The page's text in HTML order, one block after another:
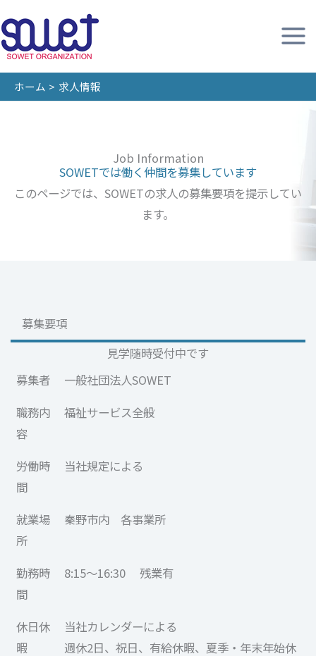
容
を
ス
ホーム 求人情報
Job Information
SOWETでは働く仲間を募集しています
このページでは、SOWETの求人の募集要項を提示してい
ます。
募集要項
見学随時受付中です
募集者
一般社団法人SOWET
職務内
容
福祉サービス全般
労働時
間
当社規定による
就業場
所
秦野市内 各事業所
勤務時
間
8:15～16:30 残業有
休日休
暇
当社カレンダーによる
週休2日、祝日、有給休暇、夏季・年末年始休